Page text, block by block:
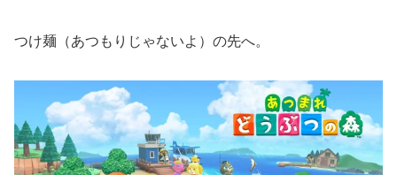
つけ麺（あつもりじゃないよ）の先へ。